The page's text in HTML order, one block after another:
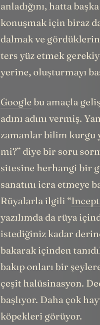
anladığını, hatta
konuşmak için biraz
dalmak ve
ters yüz etmek
yerine, oluşturmayı
Google bu amaçla
adını adını vermiş.
zamanlar bilim kurgu
mi?” diye bir soru
sitesine herhangi bir
sanatını icra etmeye
Rüyalarla ilgili “
yazılımda da rüya
istediğiniz kadar
bakarak içinden
bakıp onları bir
çeşit halüsinasyon.
başlıyor. Daha çok
köpekleri görüyor.